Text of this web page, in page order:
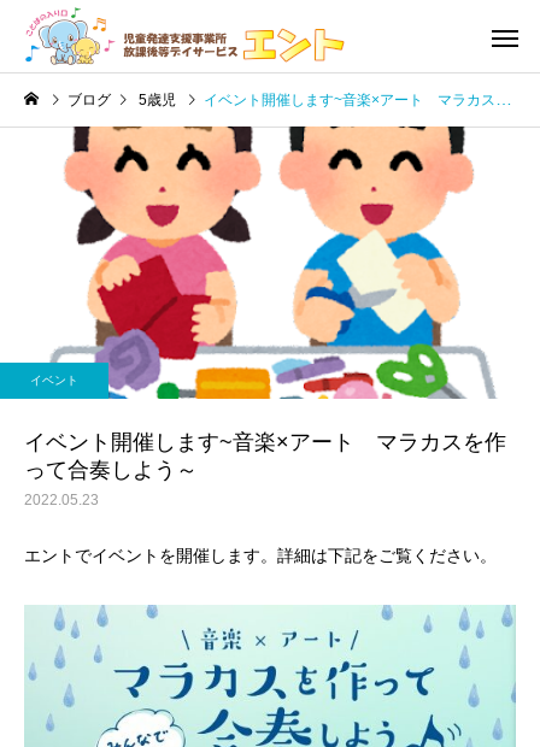
利用の流れ・利用料金
未就学児
訓練道具
未就学児
絵本
ブログ 5歳児 イベント開催します~音楽×アート マラカスを作って合奏しよう～
イベント
イベント開催します~音楽×アート マラカスを作
って合奏しよう～
2022.05.23
エントでイベントを開催します。詳細は下記をご覧ください。